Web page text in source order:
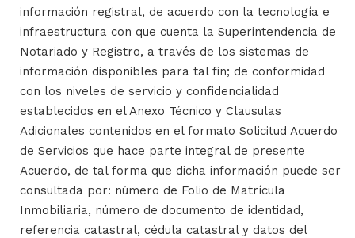
información registral, de acuerdo con la tecnología e
infraestructura con que cuenta la Superintendencia de
Notariado y Registro, a través de los sistemas de
información disponibles para tal fin; de conformidad
con los niveles de servicio y confidencialidad
establecidos en el Anexo Técnico y Clausulas
Adicionales contenidos en el formato Solicitud Acuerdo
de Servicios que hace parte integral de presente
Acuerdo, de tal forma que dicha información puede ser
consultada por: número de Folio de Matrícula
Inmobiliaria, número de documento de identidad,
referencia catastral, cédula catastral y datos del